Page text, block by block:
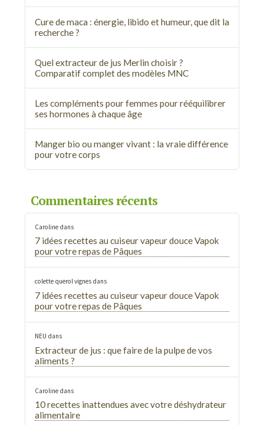
Cure de maca : énergie, libido et humeur, que dit la
recherche ?
Quel extracteur de jus Merlin choisir ?
Comparatif complet des modèles MNC
Les compléments pour femmes pour rééquilibrer
ses hormones à chaque âge
Manger bio ou manger vivant : la vraie différence
pour votre corps
Commentaires récents
Carolinedans
7 idées recettes au cuiseur vapeur douce Vapok
pour votre repas de Pâques
colette querol vignesdans
7 idées recettes au cuiseur vapeur douce Vapok
pour votre repas de Pâques
NEU dans
Extracteur de jus : que faire de la pulpe de vos
aliments ?
Carolinedans
10 recettes inattendues avec votre déshydrateur
alimentaire